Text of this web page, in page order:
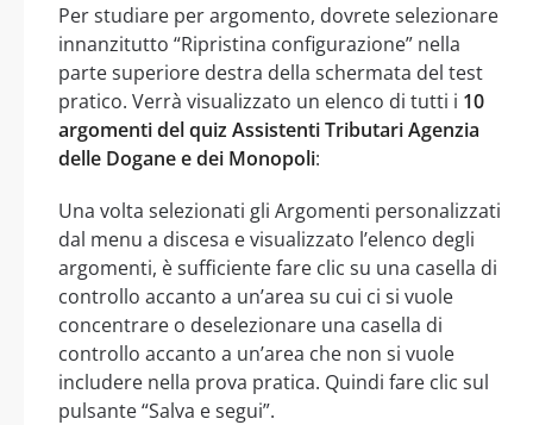
Per studiare per argomento, dovrete selezionare
innanzitutto “Ripristina configurazione” nella
parte superiore destra della schermata del test
pratico. Verrà visualizzato un elenco di tutti i 10
argomenti del quiz Assistenti Tributari Agenzia
delle Dogane e dei Monopoli:
Una volta selezionati gli Argomenti personalizzati
dal menu a discesa e visualizzato l’elenco degli
argomenti, è sufficiente fare clic su una casella di
controllo accanto a un’area su cui ci si vuole
concentrare o deselezionare una casella di
controllo accanto a un’area che non si vuole
includere nella prova pratica. Quindi fare clic sul
pulsante “Salva e segui”.